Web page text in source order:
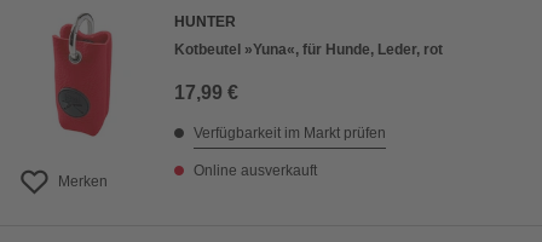
Merken
HUNTER
Kotbeutel »Yuna«, für Hunde, Leder, rot
17,99 €
Verfügbarkeit im Markt prüfen
Online ausverkauft